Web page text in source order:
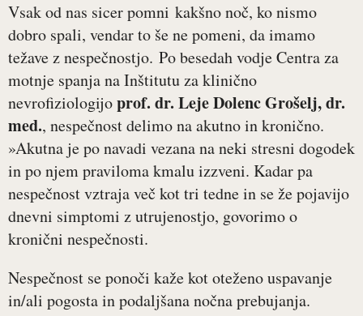
Vsak od nas sicer pomni kakšno noč, ko nismo
dobro spali, vendar to še ne pomeni, da imamo
težave z nespečnostjo. Po besedah vodje Centra za
motnje spanja na Inštitutu za klinično
nevrofiziologijoprof. dr. Leje Dolenc Grošelj, dr.
med., nespečnost delimo na akutno in kronično.
»Akutna je po navadi vezana na neki stresni dogodek
in po njem praviloma kmalu izzveni. Kadar pa
nespečnost vztraja več kot tri tedne in se že pojavijo
dnevni simptomi z utrujenostjo, govorimo o
kronični nespečnosti.
Nespečnost se ponoči kaže kot oteženo uspavanje
in/ali pogosta in podaljšana nočna prebujanja.